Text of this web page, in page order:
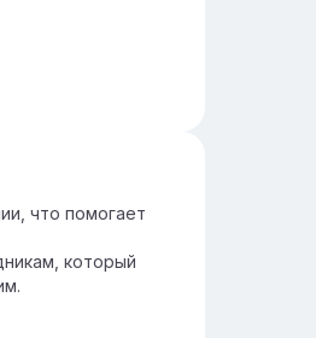
что помогает
который